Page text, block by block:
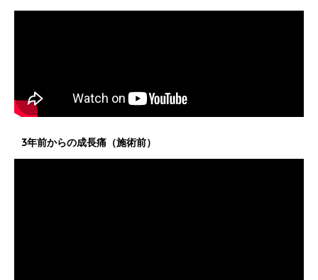
3年前からの成長痛（施術前）